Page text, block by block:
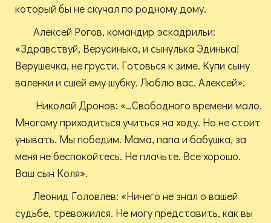
который бы не скучал по родному дому.
Алексей Рогов, командир эскадрильи:
«Здравствуй, Верусинька, и сынулька Эдинька!
Верушечка, не грусти. Готовься к зиме. Купи сыну
валенки и сшей ему шубку. Люблю вас. Алексей».
Николай Дронов: «…Свободного времени мало.
Многому приходиться учиться на ходу. Но не стоит
унывать. Мы победим. Мама, папа и бабушка, за
меня не беспокойтесь. Не плачьте. Все хорошо.
Ваш сын Коля».
Леонид Головлев: «Ничего не знал о вашей
судьбе, тревожился. Не могу представить, как вы